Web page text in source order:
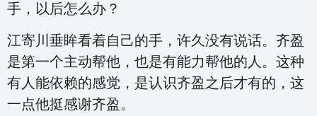
手，以后怎么办？
江寄川垂眸看着自己的手，许久没有说话。齐盈
是第一个主动帮他，也是有能力帮他的人。这种
有人能依赖的感觉，是认识齐盈之后才有的，这
一点他挺感谢齐盈。